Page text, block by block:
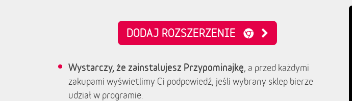
DODAJ ROZSZERZENIE
Wystarczy, że zainstalujesz Przypominajkę, a przed każdymi
zakupami wyświetlimy Ci podpowiedź, jeśli wybrany sklep bierze
udział w programie.